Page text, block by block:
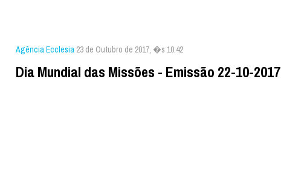
Agência Ecclesia 23 de Outubro de 2017, �s 10:42
Dia Mundial das Missões - Emissão 22-10-2017